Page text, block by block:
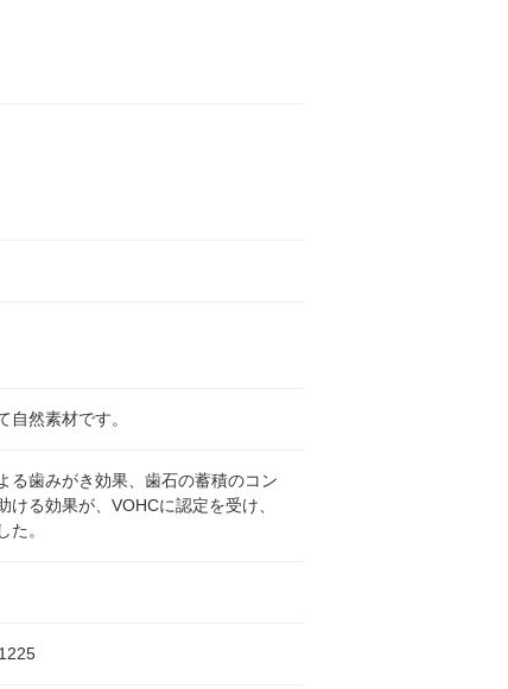
自然素材です。
る歯みがき効果、歯石の蓄積のコン
ける効果が、VOHCに認定を受け、
た。